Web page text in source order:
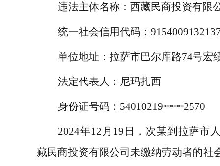
违法主体名称： 西藏民商投资有限
统一社会信用代码：
单位地址： 拉萨市巴尔库路74号宏
法定代表人： 尼玛扎西
身份证号码： 54010219******2570
2024年12 月 19 日， 次某到拉萨市
藏民商投资有限公司未缴纳劳动者的社